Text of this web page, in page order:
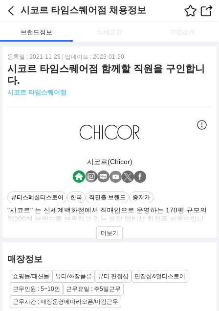
시코르 타임스퀘어점 채용정보
브랜드정보 상세요강 기업소개
등록일 : 2021-11-29 | 업데이트 : 2023-01-20
시코르 타임스퀘어점 함께할 직원을 구인합니
다.
시코르 타임스퀘어점
시코르(Chicor)
뷰티스폐셜티스토어 한국 직진출 브랜드 중저가
"시코르" 는 신세계백화점에서 직매입으로 운영하는 170평 규모의
약200개 브랜드를 보유하고 있는 토탈 멀티샵 화장품 브랜드입니
다. 스킨케어, 메이크업, 헤어, 바디, 네일, 퍼퓸, 뷰티디바이스까지
한 공간에서 만나볼 수 있는 복합 쇼핑 공간입니다.
더보기
매장정보
쇼핑몰/패션몰 뷰티/화장품류 뷰티 편집샵
편집샵&멀티스토어
근무인원 : 5~10인
근무요일 : 주5일근무
근무시간 : 매장운영에따라오픈/마감근무